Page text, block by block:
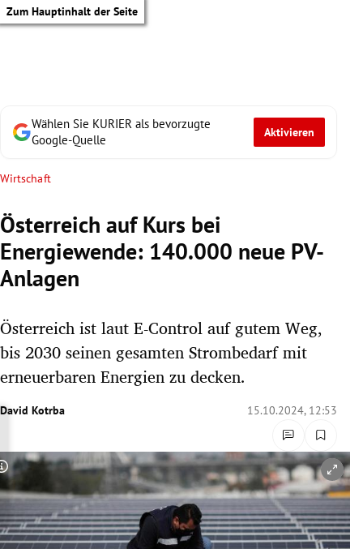
Zum Hauptinhalt der Seite
Untermenü
Untermenü
Untermenü
Untermenü
Untermenü
Wählen Sie KURIER als bevorzugte
Google-Quelle
Aktivieren
Wirtschaft
Österreich auf Kurs bei
Energiewende: 140.000 neue PV-
Anlagen
Österreich ist laut E-Control auf gutem Weg,
bis 2030 seinen gesamten Strombedarf mit
erneuerbaren Energien zu decken.
David Kotrba 15.10.2024, 12:53
Copyright-Hinweis öffnen/schließen